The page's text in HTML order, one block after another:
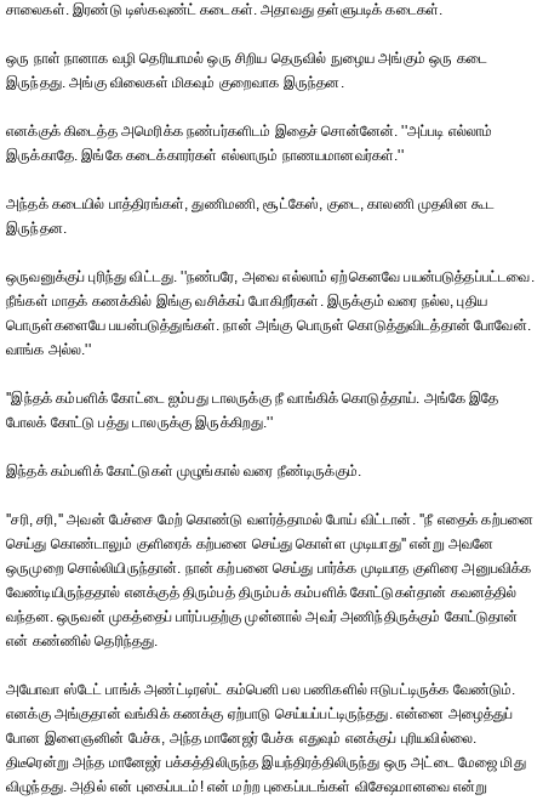
சாலைகள். இரண்டு டிஸ்கவுண்ட் கடைகள். அதாவது தள்ளுபடிக் கடைகள்.
ஒரு நாள் நானாக வழி தெரியாமல் ஒரு சிறிய தெருவில் நுழைய அங்கும் ஒரு கடை
இருந்தது. அங்கு விலைகள் மிகவும் குறைவாக இருந்தன.
எனக்குக் கிடைத்த அமெரிக்க நண்பர்களிடம் இதைச் சொன்னேன். ''அப்படி எல்லாம்
இருக்காதே. இங்கே கடைக்காரர்கள் எல்லாரும் நாணயமானவர்கள்.''
அந்தக் கடையில் பாத்திரங்கள், துணிமணி, சூட்கேஸ், குடை, காலணி முதலின கூட
இருந்தன.
ஒருவனுக்குப் புரிந்து விட்டது. ''நண்பரே, அவை எல்லாம் ஏற்கெனவே பயன்படுத்தப்பட்டவை.
நீங்கள் மாதக் கணக்கில் இங்கு வசிக்கப் போகிறீர்கள். இருக்கும் வரை நல்ல, புதிய
பொருள்களையே பயன்படுத்துங்கள். நான் அங்கு பொருள் கொடுத்துவிடத்தான் போவேன்.
வாங்க அல்ல.''
''இந்தக் கம்பளிக் கோட்டை ஐம்பது டாலருக்கு நீ வாங்கிக் கொடுத்தாய். அங்கே இதே
போலக் கோட்டு பத்து டாலருக்கு இருக்கிறது.''
இந்தக் கம்பளிக் கோட்டுகள் முழுங்கால் வரை நீண்டிருக்கும்.
''சரி, சரி,'' அவன் பேச்சை மேற் கொண்டு வளர்த்தாமல் போய் விட்டான். ''நீ எதைக் கற்பனை
செய்து கொண்டாலும் குளிரைக் கற்பனை செய்து கொள்ள முடியாது'' என்று அவனே
ஒருமுறை சொல்லியிருந்தான். நான் கற்பனை செய்து பார்க்க முடியாத குளிரை அனுபவிக்க
வேண்டியிருந்ததால் எனக்குத் திரும்பத் திரும்பக் கம்பளிக் கோட்டுகள்தான் கவனத்தில்
வந்தன. ஒருவன் முகத்தைப் பார்ப்பதற்கு முன்னால் அவர் அணிந்திருக்கும் கோட்டுதான்
என் கண்ணில் தெரிந்தது.
அயோவா ஸ்டேட் பாங்க் அண்ட்டிரஸ்ட் கம்பெனி பல பணிகளில் ஈடுபட்டிருக்க வேண்டும்.
எனக்கு அங்குதான் வங்கிக் கணக்கு ஏற்பாடு செய்யப்பட்டிருந்தது. என்னை அழைத்துப்
போன இளைஞனின் பேச்சு, அந்த மானேஜர் பேச்சு எதுவும் எனக்குப் புரியவில்லை.
திடீரென்று அந்த மானேஜர் பக்கத்திலிருந்த இயந்திரத்திலிருந்து ஒரு அட்டை மேஜை மிது
விழுந்தது. அதில் என் புகைப்படம்! என் மற்ற புகைப்படங்கள் விசேஷமானவை என்று